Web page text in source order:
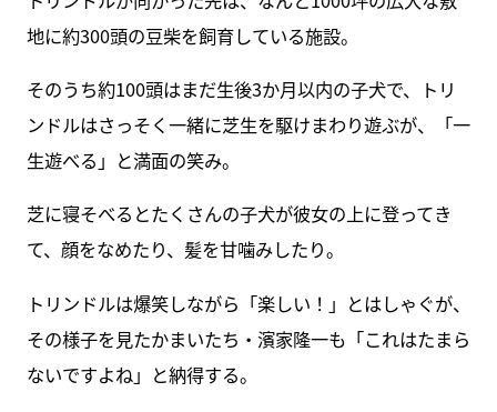
地に約300頭の豆柴を飼育している施設。
そのうち約100頭はまだ生後3か月以内の子犬で、トリ
ンドルはさっそく一緒に芝生を駆けまわり遊ぶが、「一
生遊べる」と満面の笑み。
芝に寝そべるとたくさんの子犬が彼女の上に登ってき
て、顔をなめたり、髪を甘噛みしたり。
トリンドルは爆笑しながら「楽しい！」とはしゃぐが、
その様子を見たかまいたち・濱家隆一も「これはたまら
ないですよね」と納得する。